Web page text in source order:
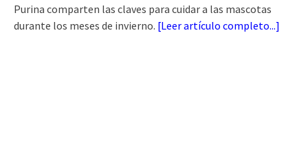
Purina comparten las claves para cuidar a las mascotas
durante los meses de invierno. [Leer artículo completo...]